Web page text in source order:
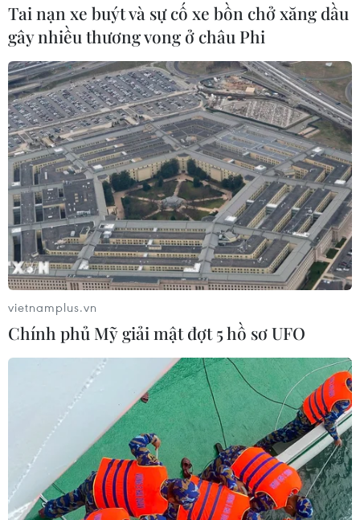
Tai nạn xe buýt và sự cố xe bồn chở xăng dầu
gây nhiều thương vong ở châu Phi
vietnamplus.vn
Chính phủ Mỹ giải mật đợt 5 hồ sơ UFO